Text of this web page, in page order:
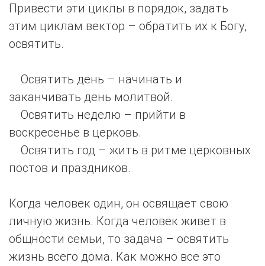
Привести эти циклы в порядок, задать
этим циклам вектор – обратить их к Богу,
освятить.
Освятить день – начинать и
заканчивать день молитвой.
Освятить неделю – прийти в
воскресенье в церковь.
Освятить год – жить в ритме церковных
постов и праздников.
Когда человек один, он освящает свою
личную жизнь. Когда человек живет в
общности семьи, то задача – освятить
жизнь всего дома. Как можно все это